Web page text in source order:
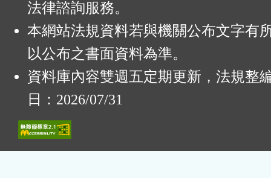
法律諮詢服務。
本網站法規資料若與機關公布文字有
以公布之書面資料為準。
資料庫內容雙週五定期更新，法規整
日：2026/07/31